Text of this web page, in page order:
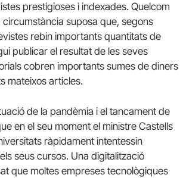
prestigioses i indexades. Quelcom
suposa que, segons
rebin importants quantitats de
publicar el resultat de les seves
cobren importants sumes de diners
mateixos articles.
de la pandèmia i el tancament de
en el seu moment el ministre Castells
ràpidament intentessin
seus cursos. Una digitalització
que moltes empreses tecnològiques